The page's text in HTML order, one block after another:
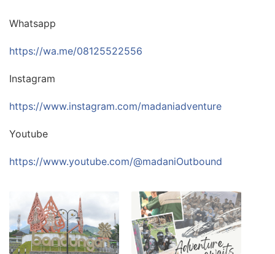
Whatsapp
https://wa.me/08125522556
Instagram
https://www.instagram.com/madaniadventure
Youtube
https://www.youtube.com/@madaniOutbound